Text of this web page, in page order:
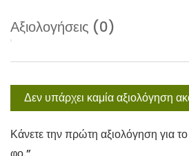
:
0
0
α
3
,
0
Αξιολογήσεις (0)
Δεν υπάρχει καμία αξιολόγηση
Κάνετε την πρώτη αξιολόγηση για